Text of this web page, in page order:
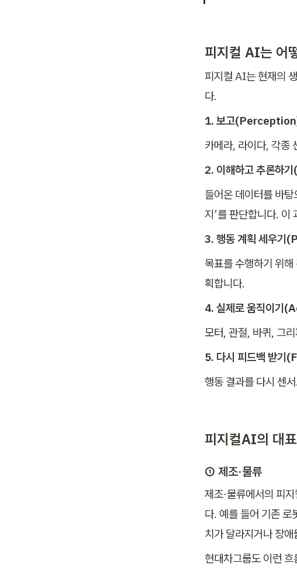
피지컬 AI는 어
피지컬 AI는 현재의
다.
1. 보고
카메라, 라이다, 각종
2. 이해하고 추론하
들어온 데이터를 바탕
지’를 판단합니다. 이
3. 행동 계획 세우기
목표를 수행하기 위
획합니다.
4. 실제로 움직이기
모터, 관절, 바퀴, 그
5. 다시 피드백 받기
행동 결과를 다시 센
피지컬AI의 대
① 제조·물류
제조·물류에서의 피
다. 예를 들어 기존 로
치가 달라지거나 장
현대차그룹도 이런